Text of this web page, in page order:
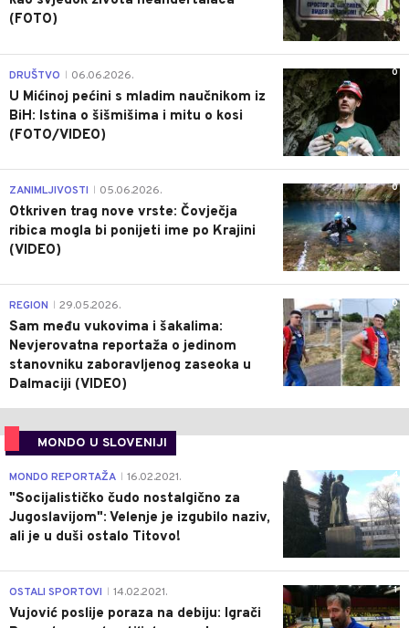
(FOTO)
0
DRUŠTVO 06.06.2026.
U Mićinoj pećini s mladim naučnikom iz
BiH: Istina o šišmišima i mitu o kosi
(FOTO/VIDEO)
0
ZANIMLJIVOSTI 05.06.2026.
Otkriven trag nove vrste: Čovječja
ribica mogla bi ponijeti ime po Krajini
(VIDEO)
0
REGION 29.05.2026.
Sam među vukovima i šakalima:
Nevjerovatna reportaža o jedinom
stanovniku zaboravljenog zaseoka u
Dalmaciji (VIDEO)
MONDO U SLOVENIJI
4
MONDO REPORTAŽA 16.02.2021.
"Socijalističko čudo nostalgično za
Jugoslavijom": Velenje je izgubilo naziv,
ali je u duši ostalo Titovo!
1
OSTALI SPORTOVI 14.02.2021.
Vujović poslije poraza na debiju: Igrači